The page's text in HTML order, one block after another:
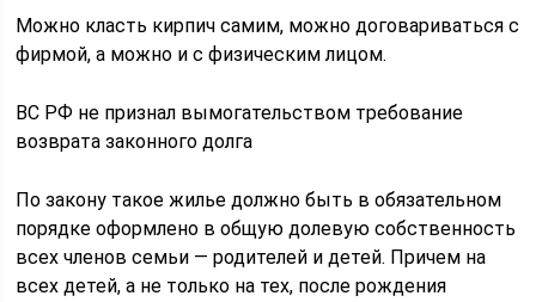
Можно класть кирпич самим, можно договариваться с
фирмой, а можно и с физическим лицом.
ВС РФ не признал вымогательством требование
возврата законного долга
По закону такое жилье должно быть в обязательном
порядке оформлено в общую долевую собственность
всех членов семьи — родителей и детей. Причем на
всех детей, а не только на тех, после рождения